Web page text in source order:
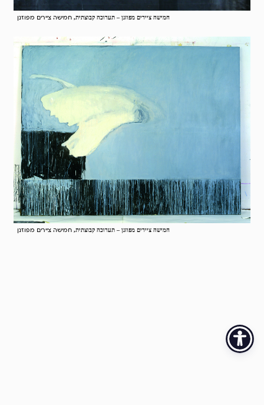
חמישה ציירים מפוזנן – תערוכה קבוצתית, חמישה ציירים מפוזנן
חמישה ציירים מפוזנן – תערוכה קבוצתית, חמישה ציירים מפוזנן